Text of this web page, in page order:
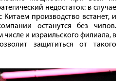
недостаток: в случае
Китаем производство встанет, и
останутся без чипов.
и израильского филиала, в
защититься от такого